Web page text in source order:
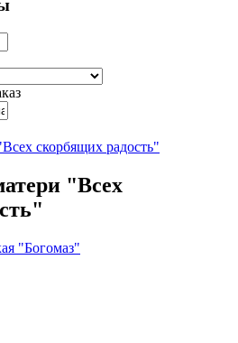
"Всех
"Богомаз"